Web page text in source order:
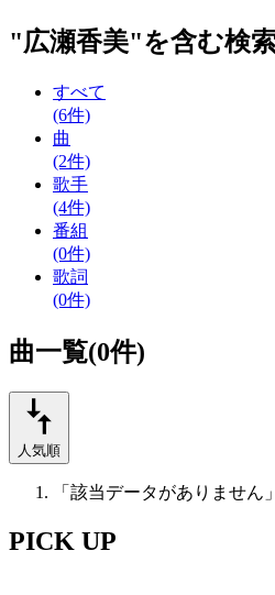
"広瀬香美"を含む検
すべて
(6件)
曲
(2件)
歌手
(4件)
番組
(0件)
歌詞
(0件)
曲一覧(0件)
人気順
「該当データがありません」
PICK UP